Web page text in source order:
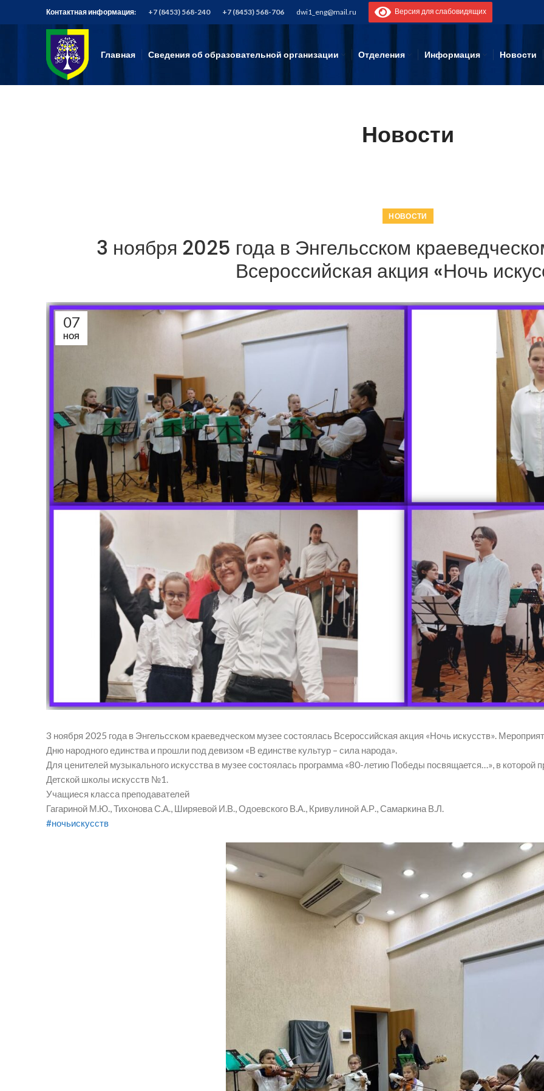
Контактная информация: +7 (8453) 568-240 +7 (8453) 568-706 dwi1_eng@mail.ru Версия для слабовидящих
Главная Сведения об образовательной организации Отделения Информация Новости
Новости
НОВОСТИ
3 ноября 2025 года в Энгельсском
Всероссийская акция «Ночь
07
НОЯ
3 ноября 2025 года в Энгельсском краеведческом музее состоялась Всероссийская акция «Ночь искусств».
Дню народного единства и прошли под девизом «В единстве культур – сила народа».
Для ценителей музыкального искусства в музее состоялась программа «80-летию Победы посвящается…», в которой
Детской школы искусств №1.
Учащиеся класса преподавателей
Гагариной М.Ю., Тихонова С.А., Ширяевой И.В., Одоевского В.А., Кривулиной А.Р., Самаркина В.Л.
#ночьискусств